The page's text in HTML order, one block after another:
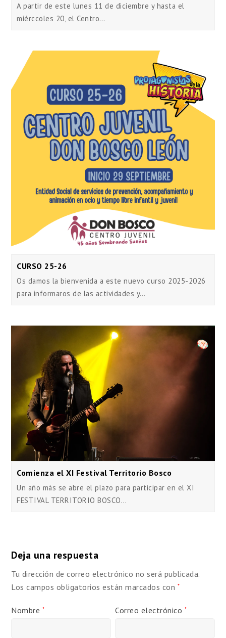
A partir de este lunes 11 de diciembre y hasta el
miérccoles 20, el Centro…
CURSO 25-26
Os damos la bienvenida a este nuevo curso 2025-2026
para informaros de las actividades y…
Comienza el XI Festival Territorio Bosco
Un año más se abre el plazo para participar en el XI
FESTIVAL TERRITORIO BOSCO…
Deja una respuesta
Tu dirección de correo electrónico no será publicada.
Los campos obligatorios están marcados con *
Nombre * Correo electrónico *